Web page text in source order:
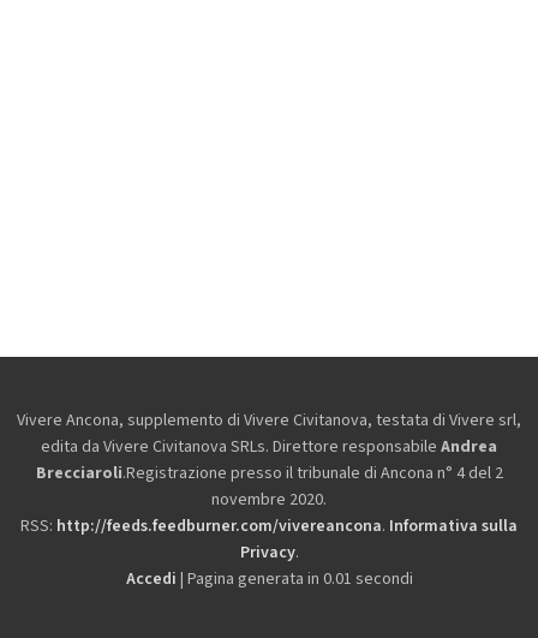
Vivere Ancona, supplemento di Vivere Civitanova, testata di Vivere srl,
edita da Vivere Civitanova SRLs. Direttore responsabile Andrea
Brecciaroli.Registrazione presso il tribunale di Ancona n° 4 del 2
novembre 2020.
RSS: http://feeds.feedburner.com/vivereancona. Informativa sulla
Privacy.
Accedi | Pagina generata in 0.01 secondi